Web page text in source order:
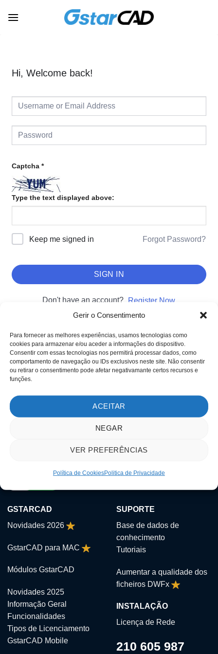
Gerir o Consentimento
Para fornecer as melhores experiências, usamos tecnologias como
cookies para armazenar e/ou aceder a informações do dispositivo.
Consentir com essas tecnologias nos permitirá processar dados, como
comportamento de navegação ou IDs exclusivos neste site. Não consentir
ou retirar o consentimento pode afetar negativamante certos recursos e
funções.
ACEITAR
NEGAR
VER PREFERÊNCIAS
Política de CookiesPolitica de Privacidade
Hi, Welcome back!
Captcha *
Type the text displayed above:
Keep me signed in Forgot Password?
SIGN IN
Don't have an account? Register Now
SOBRE NÓS
Sobre nós
Clientes
MÉTODOS DE PAGAMENTO
GSTARCAD
Novidades 2026
GstarCAD para MAC
Módulos GstarCAD
Novidades 2025
Informação Geral
Funcionalidades
Tipos de Licenciamento
GstarCAD Mobile
SUPORTE
Base de dados de
conhecimento
Tutoriais
Aumentar a qualidade dos
ficheiros DWFx
INSTALAÇÃO
Licença de Rede
210 605 987